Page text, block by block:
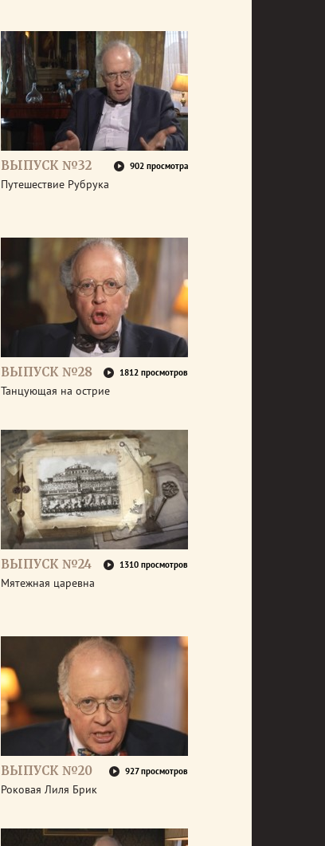
ВЫПУСК №32 902 просмотра
Путешествие Рубрука
ВЫПУСК №28 1812 просмотров
Танцующая на острие
ВЫПУСК №24 1310 просмотров
Мятежная царевна
ВЫПУСК №20 927 просмотров
Роковая Лиля Брик